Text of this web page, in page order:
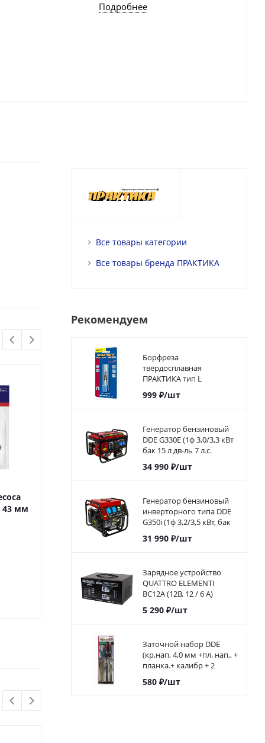
Подробнее
43 мм
Насадка для пылесоса
ПУЛЬСАР круглая Ø 43 мм
--> 923-286
Шланг для
ПУЛЬСАР ПС
метра d
Все товары категории
Все товары бренда ПРАКТИКА
Рекомендуем
Борфреза
твердосплавная
ПРАКТИКА тип L
коническая с
закруглением, 8 х 20 мм,
999₽/шт
Генератор бензиновый
DDE G330E (1ф 3,0/3,3 кВт
бак 15 л дв-ль 7 л.с.
элстарт)792-551
34 990₽/шт
Генератор бензиновый
инверторного типа DDE
G350i (1ф 3,2/3,5 кВт, бак
5,7 л, дв-ль 7 л.с.)794-968
31 990₽/шт
Зарядное устройство
QUATTRO ELEMENTI
BC12A (12В, 12 / 6 А)
автомат
5 290₽/шт
Заточной набор DDE
(кр,нап, 4,0 мм +пл. нап,, +
планка.+ калибр + 2
ручки) (в блистере)
580₽/шт